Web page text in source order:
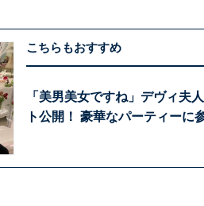
こちらもおすすめ
「美男美女ですね」デヴィ夫
ト公開！ 豪華なパーティーに